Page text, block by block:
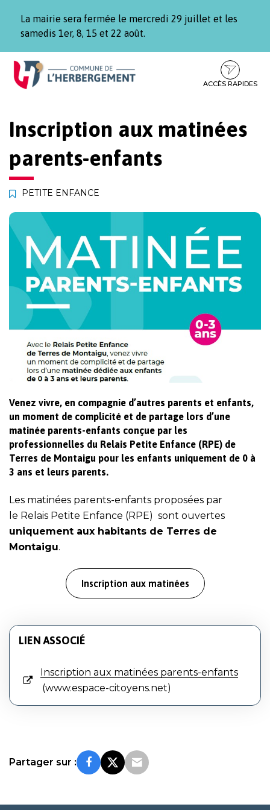
La mairie sera fermée le mercredi 29 juillet et les
samedis 1er, 8, 15 et 22 août.
Aller
Aller
contenu
Aller
pied
ACCÈS RAPIDES
Inscription aux matinées
parents-enfants
PETITE ENFANCE
Venez vivre, en compagnie d’autres parents et enfants,
un moment de complicité et de partage lors d’une
matinée parents-enfants conçue par les
professionnelles du Relais Petite Enfance (RPE) de
Terres de Montaigu pour les enfants uniquement de 0 à
3 ans et leurs parents.
Les matinées parents-enfants proposées par
le Relais Petite Enfance (RPE) sont ouvertes
uniquement aux habitants de Terres de
Montaigu.
Inscription aux matinées
LIEN ASSOCIÉ
Inscription aux matinées parents-enfants
www.espace-citoyens.net
Partager sur :